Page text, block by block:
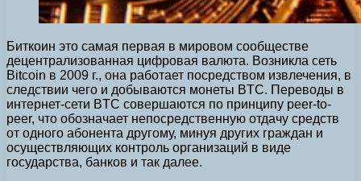
Биткоин это самая первая в мировом сообществе
децентрализованная цифровая валюта. Возникла сеть
Bitcoin в 2009 г., она работает посредством извлечения, в
следствии чего и добываются монеты BTC. Переводы в
интернет-сети BTC совершаются по принципу peer-to-
peer, что обозначает непосредственную отдачу средств
от одного абонента другому, минуя других граждан и
осуществляющих контроль организаций в виде
государства, банков и так далее.